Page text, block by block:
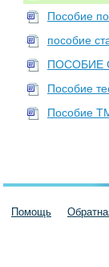
Пособие
пособие
ПОСОБИЕ
Пособие
Пособие
Помощь